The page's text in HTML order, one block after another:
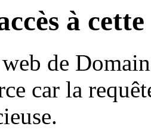
à
de
car la